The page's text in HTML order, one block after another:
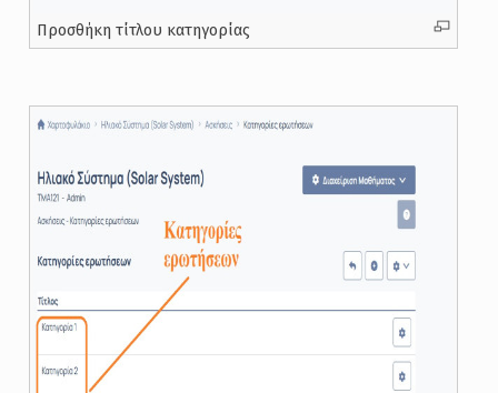
Προσθήκη τίτλου κατηγορίας